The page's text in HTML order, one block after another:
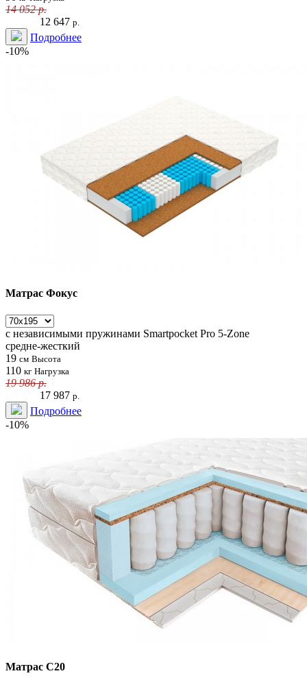
14 052р.
12 647 р.
Подробнее
-10%
Матрас Фокус
с независимыми пружинами Smartpocket Pro 5-Zone
средне-жесткий
19 см Высота
110 кг Нагрузка
19 986р.
17 987 р.
Подробнее
-10%
Матрас С20